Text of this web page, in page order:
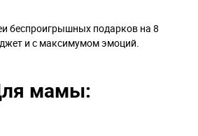
беспроигрышных подарков на 8
и с максимумом эмоций.
мамы: